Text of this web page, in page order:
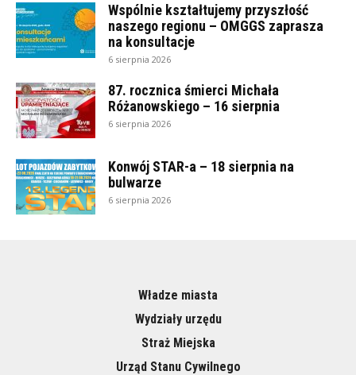
Wspólnie kształtujemy przyszłość
naszego regionu – OMGGS zaprasza
na konsultacje
6 sierpnia 2026
87. rocznica śmierci Michała
Różanowskiego – 16 sierpnia
6 sierpnia 2026
Konwój STAR-a – 18 sierpnia na
bulwarze
6 sierpnia 2026
Władze miasta
Wydziały urzędu
Straż Miejska
Urząd Stanu Cywilnego